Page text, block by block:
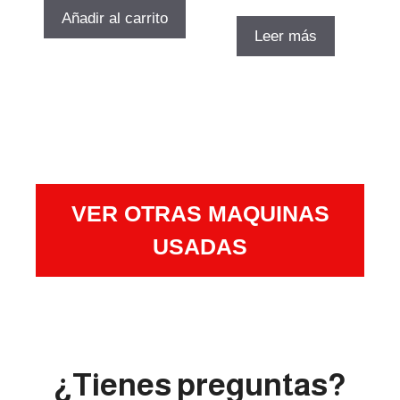
$34.807.500.
Añadir al carrito
era:
Leer más
VER OTRAS MAQUINAS
USADAS
¿Tienes preguntas?